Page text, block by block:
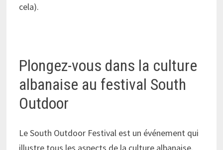
cela).
Plongez-vous dans la culture
albanaise au festival South
Outdoor
Le South Outdoor Festival est un événement qui